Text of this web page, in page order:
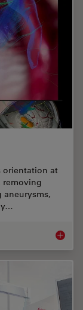
orientation at
removing